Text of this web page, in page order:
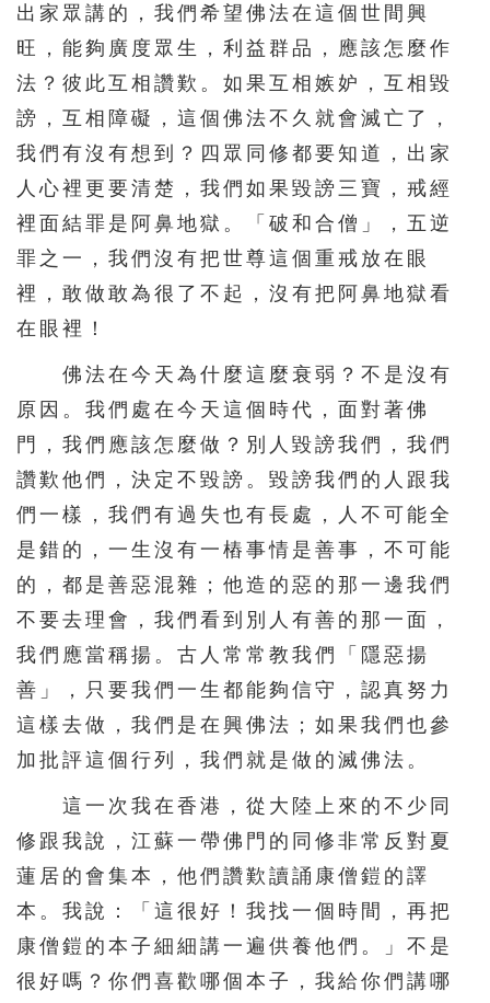
出家眾講的，我們希望佛法在這個世間興
旺，能夠廣度眾生，利益群品，應該怎麼作
法？彼此互相讚歎。如果互相嫉妒，互相毀
謗，互相障礙，這個佛法不久就會滅亡了，
我們有沒有想到？四眾同修都要知道，出家
人心裡更要清楚，我們如果毀謗三寶，戒經
裡面結罪是阿鼻地獄。「破和合僧」，五逆
罪之一，我們沒有把世尊這個重戒放在眼
裡，敢做敢為很了不起，沒有把阿鼻地獄看
在眼裡！
佛法在今天為什麼這麼衰弱？不是沒有
原因。我們處在今天這個時代，面對著佛
門，我們應該怎麼做？別人毀謗我們，我們
讚歎他們，決定不毀謗。毀謗我們的人跟我
們一樣，我們有過失也有長處，人不可能全
是錯的，一生沒有一樁事情是善事，不可能
的，都是善惡混雜；他造的惡的那一邊我們
不要去理會，我們看到別人有善的那一面，
我們應當稱揚。古人常常教我們「隱惡揚
善」，只要我們一生都能夠信守，認真努力
這樣去做，我們是在興佛法；如果我們也參
加批評這個行列，我們就是做的滅佛法。
這一次我在香港，從大陸上來的不少同
修跟我說，江蘇一帶佛門的同修非常反對夏
蓮居的會集本，他們讚歎讀誦康僧鎧的譯
本。我說：「這很好！我找一個時間，再把
康僧鎧的本子細細講一遍供養他們。」不是
很好嗎？你們喜歡哪個本子，我給你們講哪